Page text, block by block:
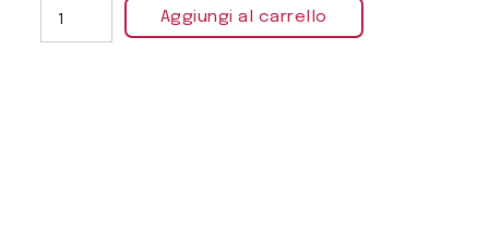
Aggiungi al carrello